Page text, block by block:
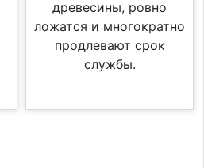
древесины, ровно
ложатся и многократно
продлевают срок
службы.